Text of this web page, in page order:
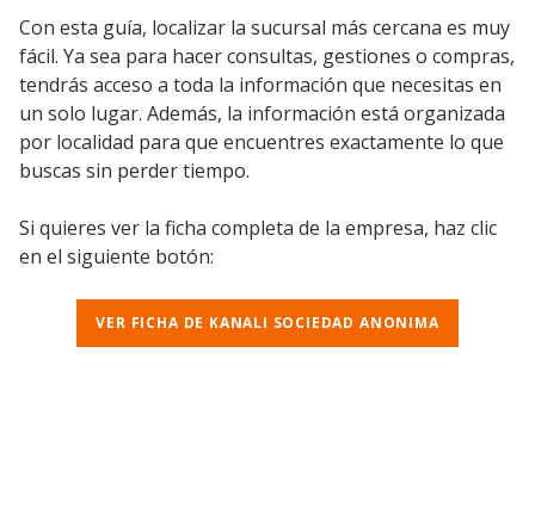
Con esta guía, localizar la sucursal más cercana es muy
fácil. Ya sea para hacer consultas, gestiones o compras,
tendrás acceso a toda la información que necesitas en
un solo lugar. Además, la información está organizada
por localidad para que encuentres exactamente lo que
buscas sin perder tiempo.
Si quieres ver la ficha completa de la empresa, haz clic
en el siguiente botón:
VER FICHA DE KANALI SOCIEDAD ANONIMA